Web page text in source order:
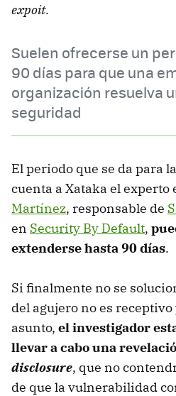
expoit.
Suelen ofrecerse un
90 días para que una
organización resuelva
seguridad
El periodo que se da para
cuenta a Xataka el experto
Martínez, responsable de
en Security By Default,
extenderse hasta 90 días.
Si finalmente no se
del agujero no es
asunto, el investigador
llevar a cabo una
disclosure, que no
de que la vulnerabilidad